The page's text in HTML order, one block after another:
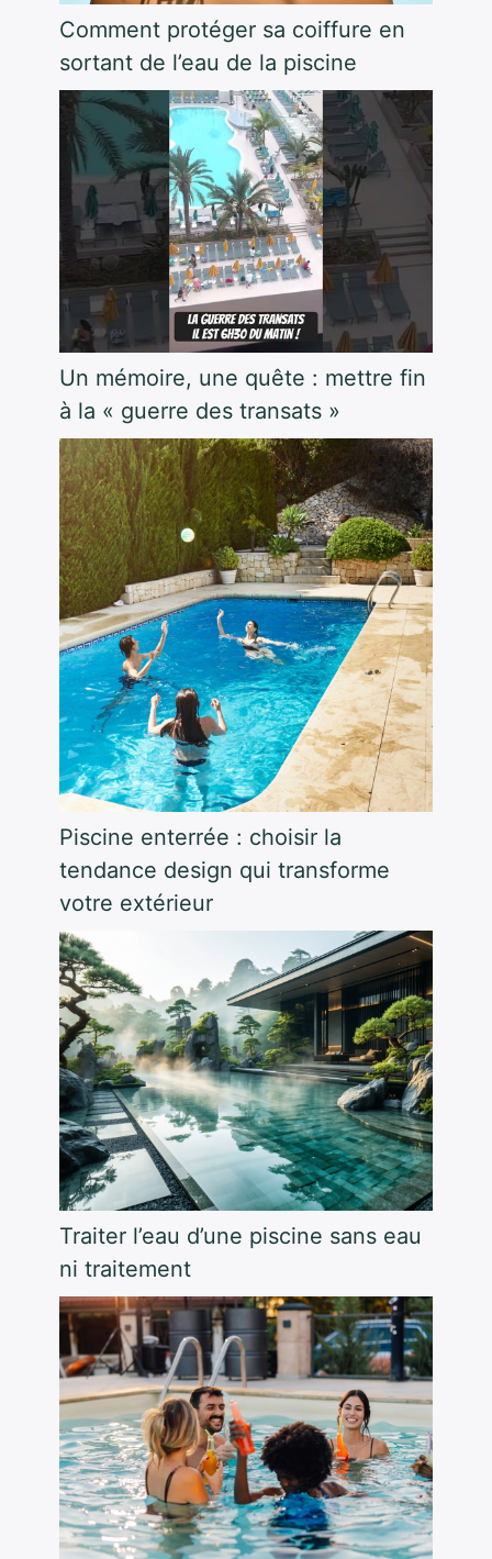
Comment protéger sa coiffure en
sortant de l’eau de la piscine
Un mémoire, une quête : mettre fin
à la « guerre des transats »
Piscine enterrée : choisir la
tendance design qui transforme
votre extérieur
Traiter l’eau d’une piscine sans eau
ni traitement